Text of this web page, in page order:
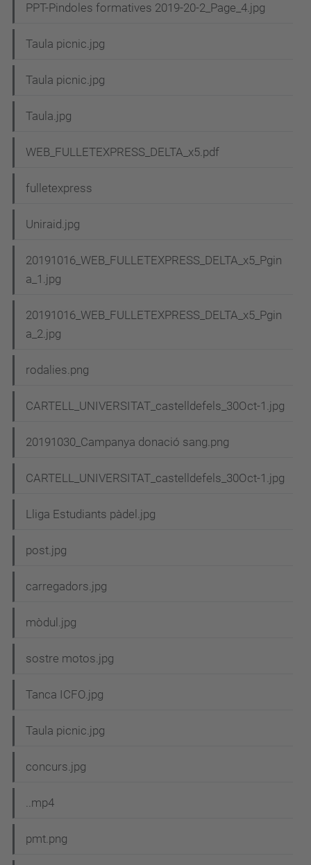
PPT-Pindoles formatives 2019-20-2_Page_4.jpg
Taula picnic.jpg
Taula picnic.jpg
Taula.jpg
WEB_FULLETEXPRESS_DELTA_x5.pdf
fulletexpress
Uniraid.jpg
20191016_WEB_FULLETEXPRESS_DELTA_x5_Pgin
a_1.jpg
20191016_WEB_FULLETEXPRESS_DELTA_x5_Pgin
a_2.jpg
rodalies.png
CARTELL_UNIVERSITAT_castelldefels_30Oct-1.jpg
20191030_Campanya donació sang.png
CARTELL_UNIVERSITAT_castelldefels_30Oct-1.jpg
Lliga Estudiants pàdel.jpg
post.jpg
carregadors.jpg
mòdul.jpg
sostre motos.jpg
Tanca ICFO.jpg
Taula picnic.jpg
concurs.jpg
..mp4
pmt.png